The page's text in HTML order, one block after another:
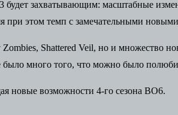
будет захватывающим: масштабные
при этом темп с замечательными
Zombies, Shattered Veil, но и множество
было много того, что можно было